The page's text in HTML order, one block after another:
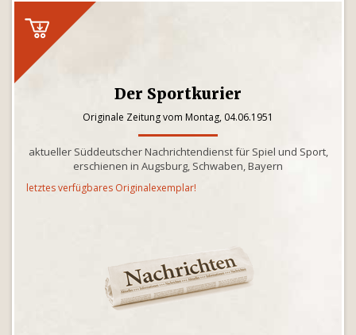
Der Sportkurier
Originale Zeitung vom Montag, 04.06.1951
aktueller Süddeutscher Nachrichtendienst für Spiel und Sport,
erschienen in Augsburg, Schwaben, Bayern
letztes verfügbares Originalexemplar!